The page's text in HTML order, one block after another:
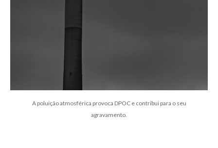
A poluição atmosférica provoca DPOC e contribui para o seu
agravamento.